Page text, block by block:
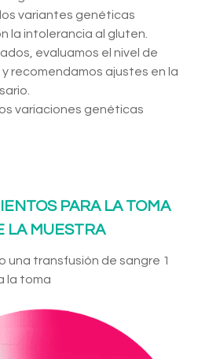
variantes genéticas
la intolerancia al gluten.
evaluamos el nivel de
recomendamos ajustes en la
variaciones genéticas
PARA LA TOMA
LA MUESTRA
una transfusión de sangre 1
la toma